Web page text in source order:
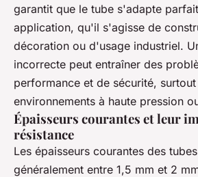
garantit que le tube s'adapte
application, qu'il s'agisse de
décoration ou d'usage industriel.
incorrecte peut entraîner des
performance et de sécurité,
environnements à haute pression
Épaisseurs courantes et leur
résistance
Les épaisseurs courantes des
généralement entre 1,5 mm et 2